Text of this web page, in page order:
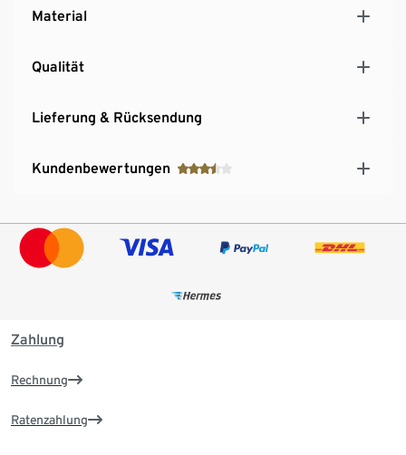
Material
Qualität
Lieferung & Rücksendung
Kundenbewertungen
Zahlung
Rechnung
Ratenzahlung